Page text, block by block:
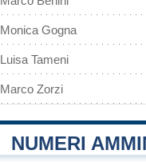
Monica Gogna
Luisa Tameni
Marco Zorzi
NUMERI